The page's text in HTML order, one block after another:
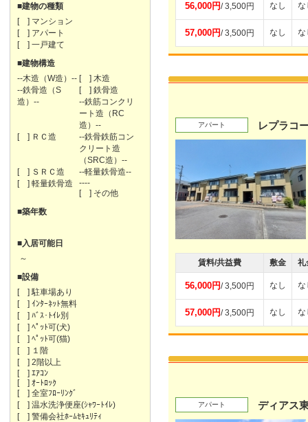
■建物の種類
[ ] マンション
[ ] アパート
[ ] 一戸建て
■建物構造
--木造（W造）-- [ ] 木造
--鉄骨造（S
造）--
[ ] 鉄骨造
--鉄筋コンクリ
ート造（RC
造）--
[ ] ＲＣ造
--鉄骨鉄筋コン
クリート造
（SRC造）--
[ ] ＳＲＣ造
--軽量鉄骨造--
[ ] 軽量鉄骨造
----
[ ] その他
■築年数
■入居可能日
～
■設備
[ ] 駐車場あり
[ ] ｲﾝﾀｰﾈｯﾄ無料
[ ] ﾊﾞｽ･ﾄｲﾚ別
[ ] ﾍﾟｯﾄ可(犬)
[ ] ﾍﾟｯﾄ可(猫)
[ ] １階
[ ] 2階以上
[ ] ｴｱｺﾝ
[ ] ｵｰﾄﾛｯｸ
[ ] 全室ﾌﾛｰﾘﾝｸﾞ
[ ] 温水洗浄便座(ｼｬﾜｰﾄｲﾚ)
[ ] 警備会社ﾎｰﾑｾｷｭﾘﾃｨ
56,000円/ 3,500円 なし な
57,000円/ 3,500円 なし な
アパート レプラコ
賃料/共益費 敷金 礼
56,000円/ 3,500円 なし な
57,000円/ 3,500円 なし な
アパート ディアス